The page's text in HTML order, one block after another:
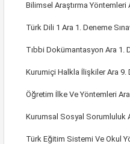
Bilimsel Araştırma Yöntemleri
Türk Dili 1 Ara 1. Deneme
Tıbbi Dokümantasyon Ara 1.
Kurumiçi Halkla İlişkiler Ara 9.
Öğretim İlke Ve Yöntemleri Ara
Kurumsal Sosyal Sorumluluk
Türk Eğitim Sistemi Ve Okul